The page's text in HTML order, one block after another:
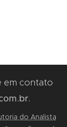
em contato
do Analista